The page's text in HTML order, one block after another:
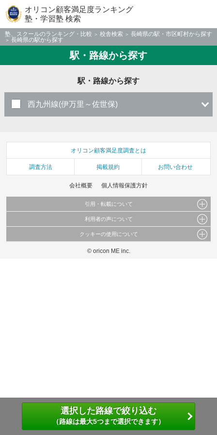
オリコン顧客満足度ランキング
塾・学習塾 検索
塾、スクールのランキング・比較 校舎検索
長崎県の駅・市区町村から探す
長崎県の駅から探す
駅・路線から探す
駅・路線から探す
西九州線(伊万里～佐世保)
選択した路線で絞り込む
（路線は最大5つまで選択できます）
オリコン顧客満足度調査とは
調査方法 掲載規約 お問い合わせ
会社概要 個人情報保護方針
引用・転載について
当サイトで公開されている情報（文字、写真、イラスト、画像データ等）及びこれらの配
これらの情報を権利者の許可なく無断転載・複製などの二次利用を行うことは固く禁じて
利用者の声について
当サイトに掲載している内容はすべてサービスの利用者が提出された見解・感想です。
弊社の見解・ 意見ではないことをご理解いただいた上でご覧ください。
クッキーの使用について
このサイトでは Cookie を使用して、ユーザーに合わせたコンテンツや広告の表示、ソー
© oricon ME inc.